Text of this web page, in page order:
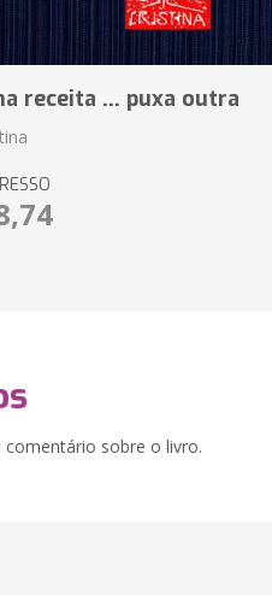
receita ... puxa outra
comentário sobre o livro.